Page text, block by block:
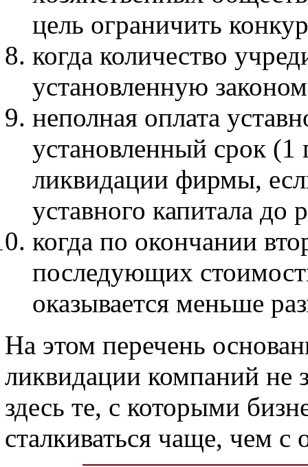
цель ограничить
когда количество
установленную
неполная оплата
установленный срок (1
ликвидации фирмы,
уставного капитала до
когда по окончании
последующих
оказывается меньше
На этом перечень
ликвидации компаний не
здесь те, с которыми
сталкиваться чаще, чем